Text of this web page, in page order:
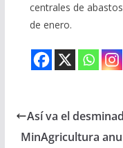
centrales de
de enero.
Así va el
MinAgricultura